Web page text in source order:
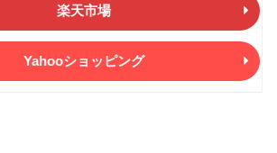
楽天市場
Yahooショッピング